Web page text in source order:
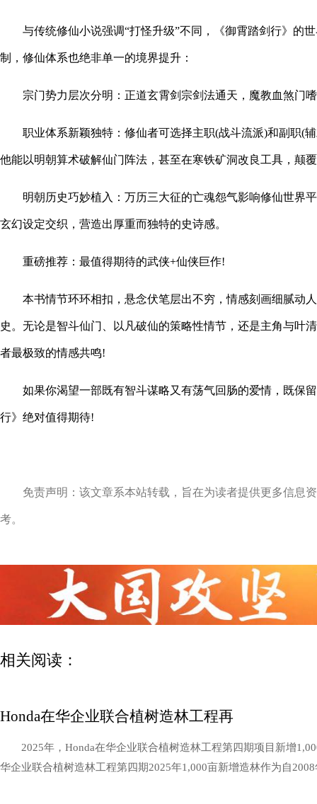
与传统修仙小说强调“打怪升级”不同，《御霄踏剑行》
制，修仙体系也绝非单一的境界提升：
宗门势力层次分明：正道玄霄剑宗剑法通天，魔教血煞门
职业体系新颖独特：修仙者可选择主职(战斗流派)和副职(
他能以明朝算术破解仙门阵法，甚至在寒铁矿洞改良工具，颠
明朝历史巧妙植入：万历三大征的亡魂怨气影响修仙世界
玄幻设定交织，营造出厚重而独特的史诗感。
重磅推荐：最值得期待的武侠+仙侠巨作!
本书情节环环相扣，悬念伏笔层出不穷，情感刻画细腻动
史。无论是智斗仙门、以凡破仙的策略性情节，还是主角与叶
者最极致的情感共鸣!
如果你渴望一部既有智斗谋略又有荡气回肠的爱情，既保
行》绝对值得期待!
免责声明：该文章系本站转载，旨在为读者提供更多信息
考。
相关阅读：
Honda在华企业联合植树造林工程再
2025年，Honda在华企业联合植树造林工程第四期项目新增
华企业联合植树造林工程第四期2025年1,000亩新增造林作为自